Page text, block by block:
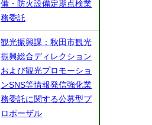
備・防火設備定期点検業
務委託
観光振興課：秋田市観光
振興総合ディレクション
および観光プロモーショ
ンSNS等情報発信強化業
務委託に関する公募型プ
ロポーザル